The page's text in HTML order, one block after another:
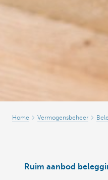
Home Vermogensbeheer
Ruim aanbod